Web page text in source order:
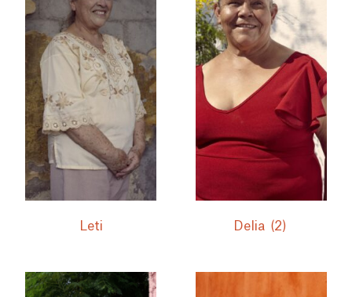
Leti Delia (2)